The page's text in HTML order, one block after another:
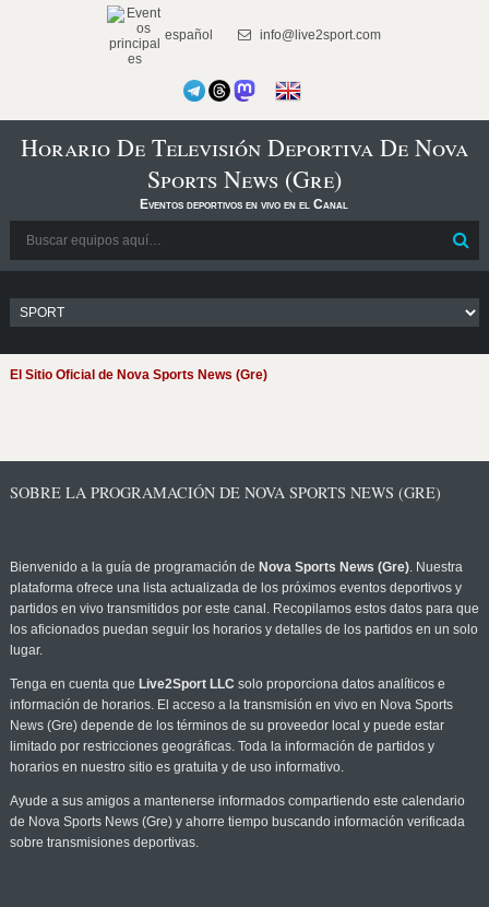
español info@live2sport.com
Horario De Televisión Deportiva De Nova
Sports News (Gre)
Eventos deportivos en vivo en el Canal
El Sitio Oficial de Nova Sports News (Gre)
SOBRE LA PROGRAMACIÓN DE NOVA SPORTS NEWS (GRE)
Bienvenido a la guía de programación de Nova Sports News (Gre). Nuestra
plataforma ofrece una lista actualizada de los próximos eventos deportivos y
partidos en vivo transmitidos por este canal. Recopilamos estos datos para que
los aficionados puedan seguir los horarios y detalles de los partidos en un solo
lugar.
Tenga en cuenta que Live2Sport LLC solo proporciona datos analíticos e
información de horarios. El acceso a la transmisión en vivo en Nova Sports
News (Gre) depende de los términos de su proveedor local y puede estar
limitado por restricciones geográficas. Toda la información de partidos y
horarios en nuestro sitio es gratuita y de uso informativo.
Ayude a sus amigos a mantenerse informados compartiendo este calendario
de Nova Sports News (Gre) y ahorre tiempo buscando información verificada
sobre transmisiones deportivas.